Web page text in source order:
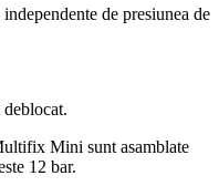
de presiunea de
Mini sunt asamblate
12 bar.